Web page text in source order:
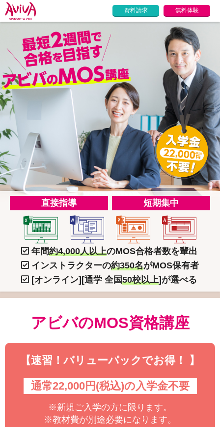
資料請求 無料体験
直接指導 短期集中
年間約4,000人以上のMOS合格者数を輩出
インストラクターの約350名がMOS保有者
[オンライン][通学 全国50校以上]が選べる
アビバのMOS資格講座
【速習！バリューパックでお得！ 】
通常22,000円(税込)の入学金不要
※新規ご入学の方に限ります。
※教材費が別途必要になります。